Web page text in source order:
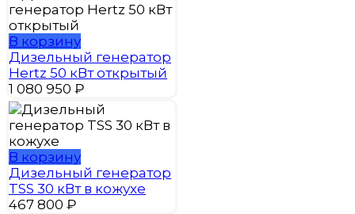
В корзину
Дизельный генератор
Hertz 50 кВт открытый
1 080 950 ₽
В корзину
Дизельный генератор
TSS 30 кВт в кожухе
467 800 ₽